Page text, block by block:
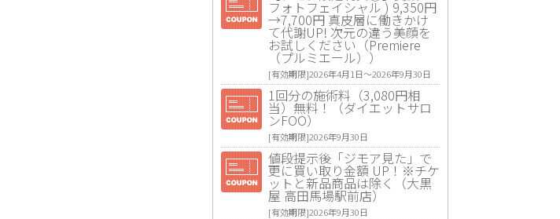
フォトフェイシャル ) 9,350円
→7,700円 真皮層に働きかけ
て代謝UP! 次元の違う美顔を
お試しください（Premiere
（プルミエール））
[有効期限]2026年4月1日〜2026年9月30日
1回分の施術料（3,080円相
当）無料！（ダイエットサロ
ンFOO）
[有効期限]2026年9月30日
値段提示後「ジモア見た」で
更に買い取り金額 UP！※チケ
ットと新品商品は除く（大黒
屋 高田馬場駅前店）
[有効期限]2026年9月30日